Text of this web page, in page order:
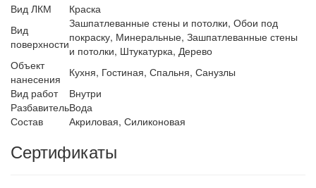
Вид ЛКМ
Краска
Вид
поверхности
Зашпатлеванные стены и потолки, Обои под
покраску, Минеральные, Зашпатлеванные стены
и потолки, Штукатурка, Дерево
Объект
нанесения
Кухня, Гостиная, Спальня, Санузлы
Вид работ
Внутри
РазбавительВода
Состав
Акриловая, Силиконовая
Сертификаты